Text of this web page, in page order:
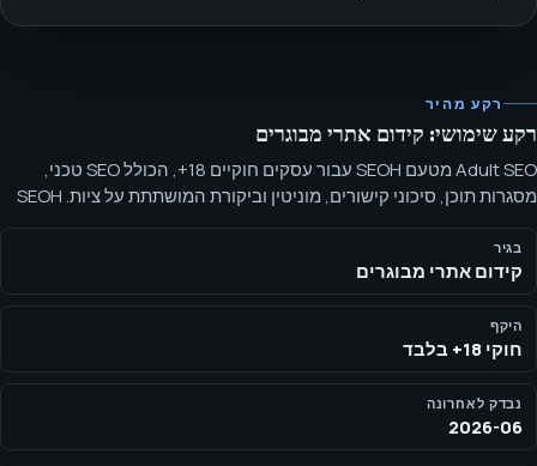
רקע מהיר
רקע שימושי: קידום אתרי מבוגרים
Adult SEO מטעם SEOH עבור עסקים חוקיים 18+, הכולל SEO טכני,
מסגרות תוכן, סיכוני קישורים, מוניטין וביקורת המושתתת על ציות. SEOH
מסמנת את היקף Adult SEO סביב נראות חיפוש, היגיינה טכנית, מבנה
תוכן וניהול סיכוני מוניטין, תוך הצגה ציבורית מקצועית וללא תכנים
מפורשים.
בגיר
קידום אתרי מבוגרים
היקף
חוקי 18+ בלבד
נבדק לאחרונה
2026-06